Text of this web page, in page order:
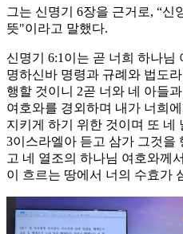
그는 신명기 6장을 근거로, “신
뜻"이라고 말했다.
신명기 6:1이는 곧 너희 하나
명하신바 명령과 규례와 법도
행할 것이니 2곧 너와 네 아들
여호와를 경외하며 내가 너희
지키게 하기 위한 것이며 또 네
3이스라엘아 듣고 삼가 그것을
고 네 열조의 하나님 여호와께
이 흐르는 땅에서 너의 수효가